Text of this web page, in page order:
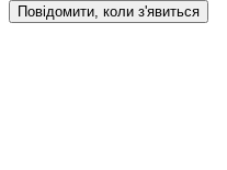
Повідомити, коли з'явиться